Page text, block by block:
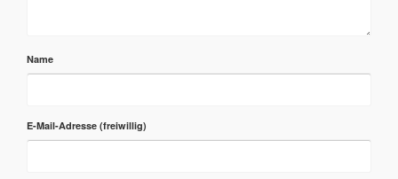
Name
E-Mail-Adresse